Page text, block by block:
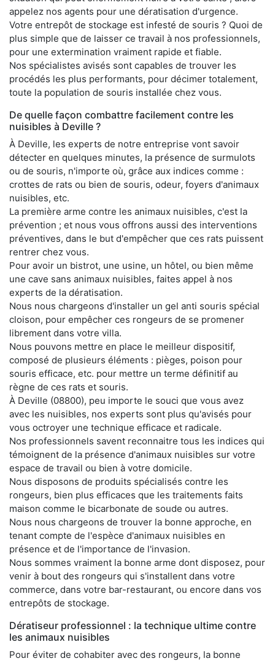
appelez nos agents pour une dératisation d'urgence.
Votre entrepôt de stockage est infesté de souris ? Quoi de
plus simple que de laisser ce travail à nos professionnels,
pour une extermination vraiment rapide et fiable.
Nos spécialistes avisés sont capables de trouver les
procédés les plus performants, pour décimer totalement,
toute la population de souris installée chez vous.
De quelle façon combattre facilement contre les
nuisibles à Deville ?
À Deville, les experts de notre entreprise vont savoir
détecter en quelques minutes, la présence de surmulots
ou de souris, n'importe où, grâce aux indices comme :
crottes de rats ou bien de souris, odeur, foyers d'animaux
nuisibles, etc.
La première arme contre les animaux nuisibles, c'est la
prévention ; et nous vous offrons aussi des interventions
préventives, dans le but d'empêcher que ces rats puissent
rentrer chez vous.
Pour avoir un bistrot, une usine, un hôtel, ou bien même
une cave sans animaux nuisibles, faites appel à nos
experts de la dératisation.
Nous nous chargeons d'installer un gel anti souris spécial
cloison, pour empêcher ces rongeurs de se promener
librement dans votre villa.
Nous pouvons mettre en place le meilleur dispositif,
composé de plusieurs éléments : pièges, poison pour
souris efficace, etc. pour mettre un terme définitif au
règne de ces rats et souris.
À Deville (08800), peu importe le souci que vous avez
avec les nuisibles, nos experts sont plus qu'avisés pour
vous octroyer une technique efficace et radicale.
Nos professionnels savent reconnaitre tous les indices qui
témoignent de la présence d'animaux nuisibles sur votre
espace de travail ou bien à votre domicile.
Nous disposons de produits spécialisés contre les
rongeurs, bien plus efficaces que les traitements faits
maison comme le bicarbonate de soude ou autres.
Nous nous chargeons de trouver la bonne approche, en
tenant compte de l'espèce d'animaux nuisibles en
présence et de l'importance de l'invasion.
Nous sommes vraiment la bonne arme dont disposez, pour
venir à bout des rongeurs qui s'installent dans votre
commerce, dans votre bar-restaurant, ou encore dans vos
entrepôts de stockage.
Dératiseur professionnel : la technique ultime contre
les animaux nuisibles
Pour éviter de cohabiter avec des rongeurs, la bonne